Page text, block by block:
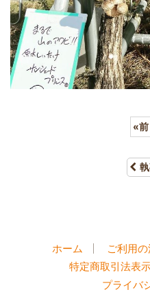
«前
ホーム ご利用
特定商取引法表
プライバ